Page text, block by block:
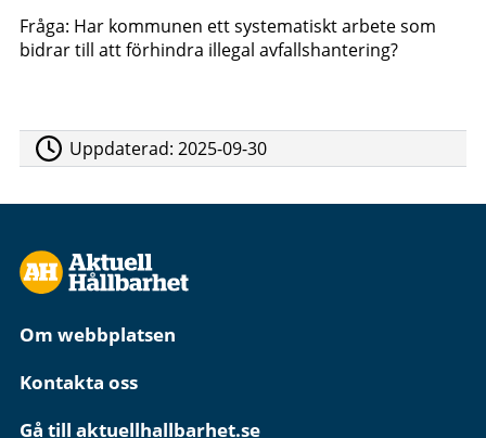
Fråga: Har kommunen ett systematiskt arbete som
bidrar till att förhindra illegal avfallshantering?
Uppdaterad:2025-09-30
Om webbplatsen
Kontakta oss
Gå till aktuellhallbarhet.se